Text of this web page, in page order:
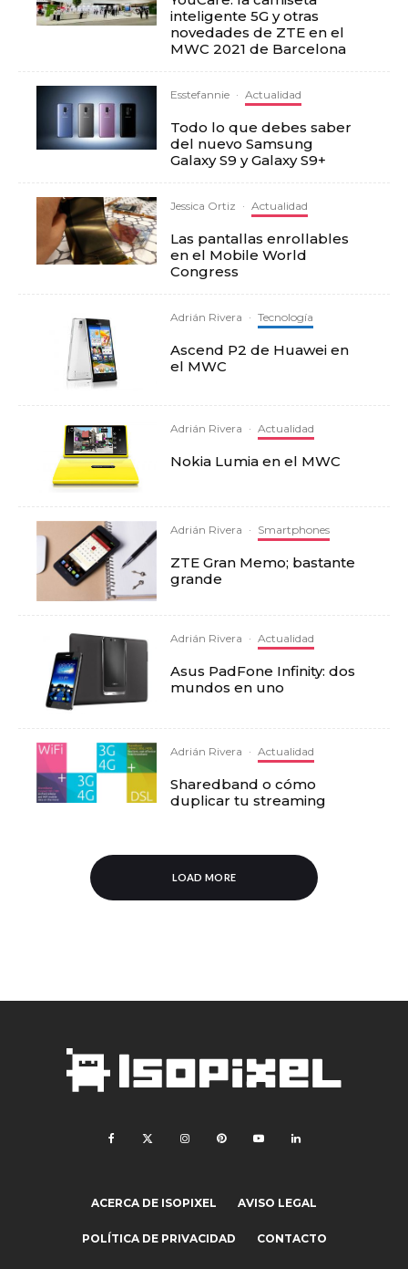
inteligente 5G y otras
novedades de ZTE en el
MWC 2021 de Barcelona
Esstefannie · Actualidad
Todo lo que debes saber
del nuevo Samsung
Galaxy S9 y Galaxy S9+
Jessica Ortiz · Actualidad
Las pantallas enrollables
en el Mobile World
Congress
Adrián Rivera · Tecnología
Ascend P2 de Huawei en
el MWC
Adrián Rivera · Actualidad
Nokia Lumia en el MWC
Adrián Rivera · Smartphones
ZTE Gran Memo; bastante
grande
Adrián Rivera · Actualidad
Asus PadFone Infinity: dos
mundos en uno
Adrián Rivera · Actualidad
Sharedband o cómo
duplicar tu streaming
LOAD MORE
ACERCA DE ISOPIXEL AVISO LEGAL
POLÍTICA DE PRIVACIDAD CONTACTO